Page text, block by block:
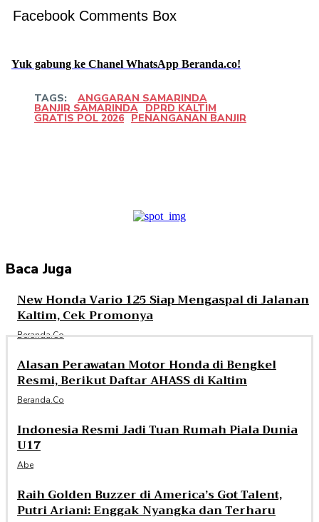
Facebook Comments Box
Yuk gabung ke Chanel WhatsApp Beranda.co!
TAGS: ANGGARAN SAMARINDA
BANJIR SAMARINDA DPRD KALTIM
GRATIS POL 2026 PENANGANAN BANJIR
Baca Juga
New Honda Vario 125 Siap Mengaspal di Jalanan
Kaltim, Cek Promonya
Beranda.co
Alasan Perawatan Motor Honda di Bengkel
Resmi, Berikut Daftar AHASS di Kaltim
Beranda.co
Indonesia Resmi Jadi Tuan Rumah Piala Dunia
U17
Abe
Raih Golden Buzzer di America’s Got Talent,
Putri Ariani: Enggak Nyangka dan Terharu